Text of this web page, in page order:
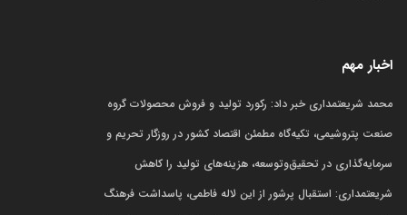
اخبار مهم
محمد شریعتمداری خبر داد: رکورد تولید و فروش محصولات گروه
صنعت پتروشیمی، تکیه‌گاه مطمئن اقتصاد کشور در روزگار تحریم و
سرمایه‌گذاری در تحقیق‌وتوسعه، هزینه‌های تولید را کاهش
شریعتمداری: استقبال پرشور از این لاله فاطمی، پاسداشت فرهنگ